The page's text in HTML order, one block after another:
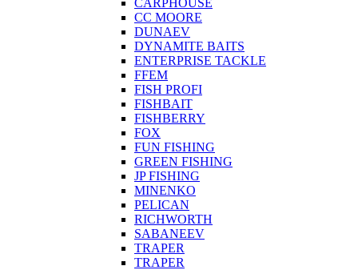
CARPHOUSE
CC MOORE
DUNAEV
DYNAMITE BAITS
ENTERPRISE TACKLE
FFEM
FISH PROFI
FISHBAIT
FISHBERRY
FOX
FUN FISHING
GREEN FISHING
JP FISHING
MINENKO
PELICAN
RICHWORTH
SABANEEV
TRAPER
TRAPER